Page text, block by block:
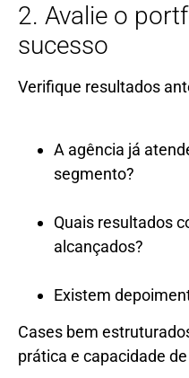
2. Avalie o
sucesso
Verifique resultados
A agência já
segmento?
Quais resultados
alcançados?
Existem
Cases bem
prática e capacidade